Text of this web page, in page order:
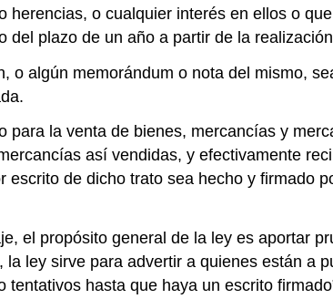
o cualquier interés en ellos o
plazo de un año a partir de la
o algún memorándum o nota del mismo,
para la venta de bienes, mercancías y
así vendidas, y efectivamente
de dicho trato sea hecho y firmado
el propósito general de la ley es aportar
ley sirve para advertir a quienes están a
hasta que haya un escrito